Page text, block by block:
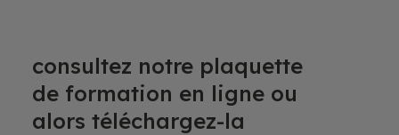
consultez notre plaquette
de formation en ligne ou
alors téléchargez-la